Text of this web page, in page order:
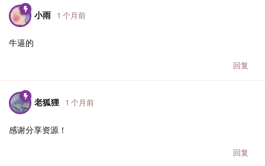
小雨 1 个月前
牛逼的
回复
老狐狸 1 个月前
感谢分享资源！
回复